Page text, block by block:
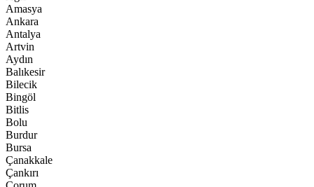
Amasya
Ankara
Antalya
Artvin
Aydın
Balıkesir
Bilecik
Bingöl
Bitlis
Bolu
Burdur
Bursa
Çanakkale
Çankırı